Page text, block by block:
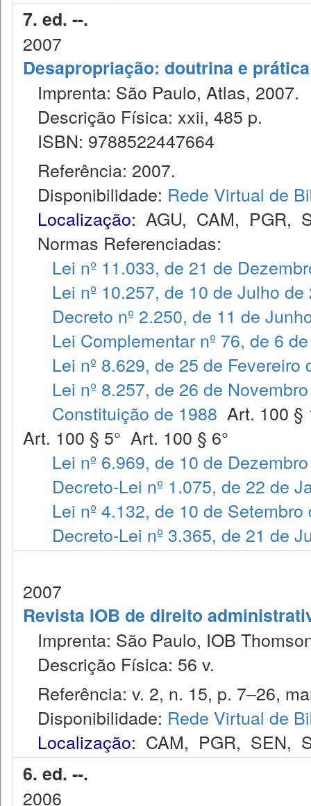
7. ed. --.
2007
Desapropriação: doutrina e prática
Imprenta: São Paulo, Atlas, 2007.
Descrição Física: xxii, 485 p.
ISBN: 9788522447664
Referência: 2007.
Disponibilidade: Rede Virtual de
Localização: AGU, CAM, PGR,
Normas Referenciadas:
Lei nº 11.033, de 21 de
Lei nº 10.257, de 10 de Julho de
Decreto nº 2.250, de 11 de
Lei Complementar nº 76, de 6
Lei nº 8.629, de 25 de Fevereiro
Lei nº 8.257, de 26 de
Constituição de 1988 Art. 100
Art. 100 § 5° Art. 100 § 6°
Lei nº 6.969, de 10 de
Decreto-Lei nº 1.075, de 22 de
Lei nº 4.132, de 10 de Setembro
Decreto-Lei nº 3.365, de 21 de
2007
Revista IOB de direito
Imprenta: São Paulo, IOB
Descrição Física: 56 v.
Referência: v. 2, n. 15, p. 7–26,
Disponibilidade: Rede Virtual de
Localização: CAM, PGR, SEN,
6. ed. --.
2006